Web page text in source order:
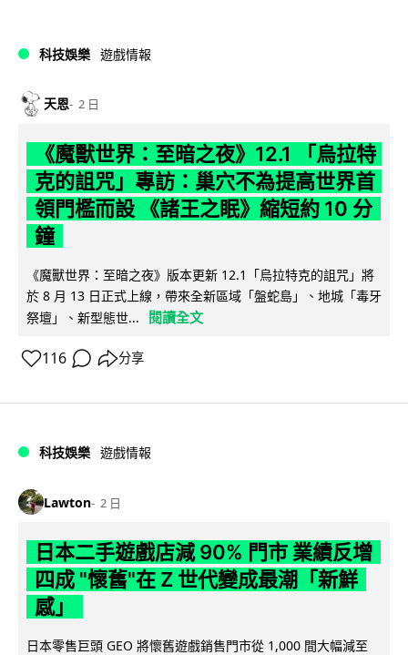
科技娛樂 遊戲情報
天恩 2 日
《魔獸世界：至暗之夜》12.1 「烏拉特
克的詛咒」專訪：巢穴不為提高世界首
領門檻而設 《諸王之眠》縮短約 10 分
鐘
《魔獸世界：至暗之夜》版本更新 12.1「烏拉特克的詛咒」將
於 8 月 13 日正式上線，帶來全新區域「盤蛇島」、地城「毒牙
祭壇」、新型態世...
閱讀全文
116 分享
科技娛樂 遊戲情報
Lawton 2 日
日本二手遊戲店減 90% 門市 業績反增
四成 "懷舊"在 Z 世代變成最潮「新鮮
感」
日本零售巨頭 GEO 將懷舊遊戲銷售門市從 1,000 間大幅減至